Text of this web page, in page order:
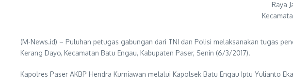
Raya
(M-News.id) – Puluhan petugas gabungan dari TNI dan Polisi melaksanakan tugas
Kerang Dayo, Kecamatan Batu Engau, Kabupaten Paser, Senin (6/3/2017).
Kapolres Paser AKBP Hendra Kurniawan melalui Kapolsek Batu Engau Iptu Yulianto